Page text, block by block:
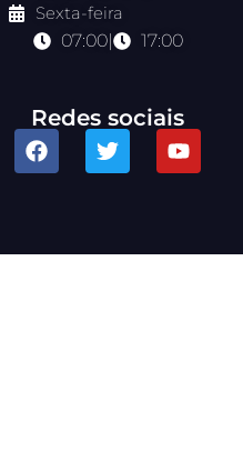
Sexta-feira
07:00| 17:00
Redes sociais